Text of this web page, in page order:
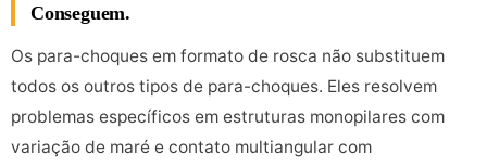
Conseguem.
Os para-choques em formato de rosca não substituem
todos os outros tipos de para-choques. Eles resolvem
problemas específicos em estruturas monopilares com
variação de maré e contato multiangular com